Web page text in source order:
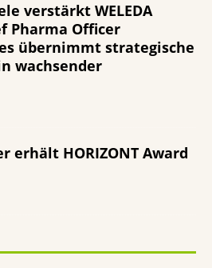
verstärkt WELEDA
Pharma Officer
übernimmt strategische
wachsender
erhält HORIZONT Award